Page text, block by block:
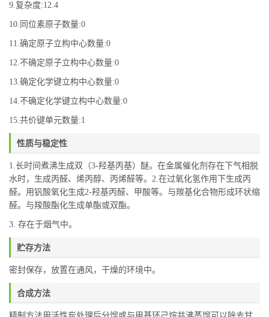
9.复杂度:12.4
10.同位素原子数量:0
11.确定原子立构中心数量:0
12.不确定原子立构中心数量:0
13.确定化学键立构中心数量:0
14.不确定化学键立构中心数量:0
15.共价键单元数量:1
性质与稳定性
1.长时间煮沸生成双（3-羟基丙基）醚。在金属催化剂存在下气相脱
水时，生成丙醛、烯丙醇、丙烯醛等。2.在过氧化氢作用下生成丙
醛。用钒酸氧化生成2-羟基丙醛、甲酸等。与羰基化合物形成环状缩
醛。与羧酸酯化生成单酯或双酯。
3. 存在于烟气中。
贮存方法
密封保存，放置在通风，干燥的环境中。
合成方法